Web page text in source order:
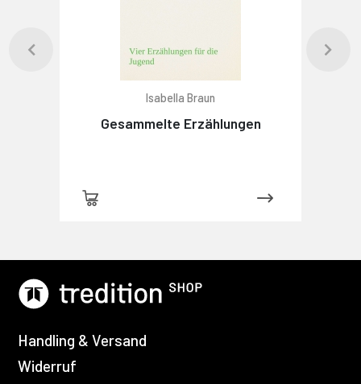
Isabella Braun
Gesammelte Erzählungen
Handling & Versand
Widerruf